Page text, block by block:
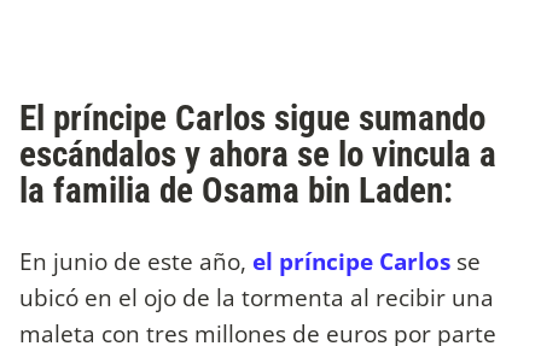
El príncipe Carlos sigue sumando
escándalos y ahora se lo vincula a
la familia de Osama bin Laden:
En junio de este año, el príncipe Carlos se
ubicó en el ojo de la tormenta al recibir una
maleta con tres millones de euros por parte